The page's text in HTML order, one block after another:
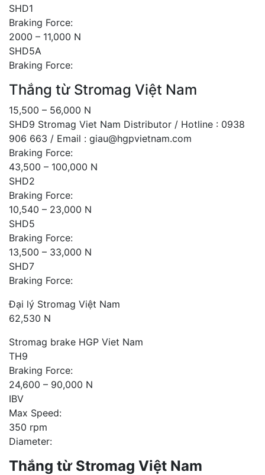
SHD1
Braking Force:
2000 – 11,000 N
SHD5A
Braking Force:
Thắng từ Stromag Việt Nam
15,500 – 56,000 N
SHD9 Stromag Viet Nam Distributor / Hotline : 0938
906 663 / Email : giau@hgpvietnam.com
Braking Force:
43,500 – 100,000 N
SHD2
Braking Force:
10,540 – 23,000 N
SHD5
Braking Force:
13,500 – 33,000 N
SHD7
Braking Force:
Đại lý Stromag Việt Nam
62,530 N
Stromag brake HGP Viet Nam
TH9
Braking Force:
24,600 – 90,000 N
IBV
Max Speed:
350 rpm
Diameter:
Thắng từ Stromag Việt Nam